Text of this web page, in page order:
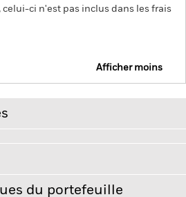
ci n'est pas inclus dans les frais
Afficher moins
liés à des actions peut être
quotidiennes des marchés
ayant une influence sont
du portefeuille